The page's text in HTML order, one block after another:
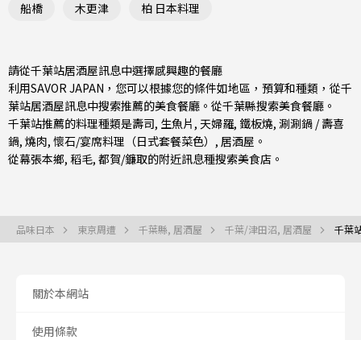
船橋 木更津 柏 日本料理
請從千葉站居酒屋訊息中選擇感興趣的餐廳
利用SAVOR JAPAN，您可以根據您的條件如地區，預算和種類，從千
葉站居酒屋訊息中搜索推薦的美食餐廳。從千葉縣搜索美食餐廳。
千葉站推薦的料理種類是壽司, 生魚片 , 天婦羅, 鐵板燒, 涮涮鍋 / 壽喜
鍋, 燒肉, 懷石/宴席料理（日式套餐菜色） , 居酒屋 。
從幕張本鄉, 稻毛, 都賀/鐮取的附近訊息種搜索美食店。
品味日本 東京周遭 千葉縣, 居酒屋 千葉/津田沼, 居酒屋 千葉
關於本網站
使用條款